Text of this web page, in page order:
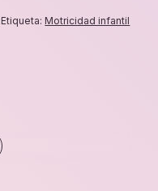
Etiqueta: Motricidad infantil